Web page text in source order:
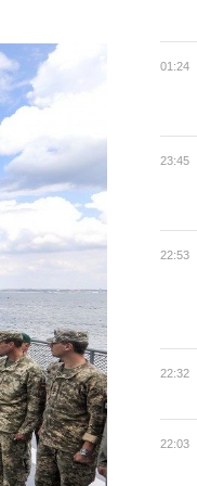
01:24
23:45
22:53
22:32
22:03